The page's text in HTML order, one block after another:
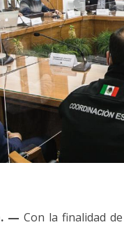
— Con la finalidad